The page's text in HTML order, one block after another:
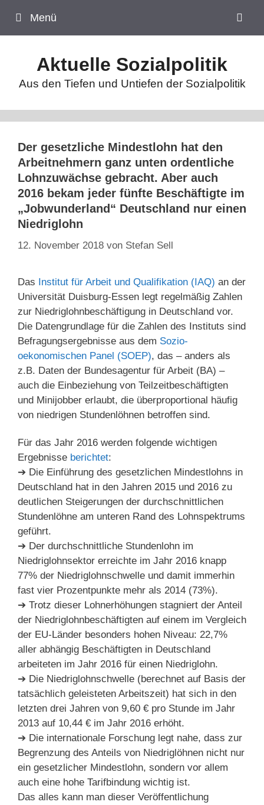
Inhalt
springen
Menü
Aktuelle Sozialpolitik
Aus den Tiefen und Untiefen der Sozialpolitik
Der gesetzliche Mindestlohn hat den
Arbeitnehmern ganz unten ordentliche
Lohnzuwächse gebracht. Aber auch
2016 bekam jeder fünfte Beschäftigte im
„Jobwunderland“ Deutschland nur einen
Niedriglohn
12. November 2018 von Stefan Sell
Das Institut für Arbeit und Qualifikation (IAQ) an der
Universität Duisburg-Essen legt regelmäßig Zahlen
zur Niedriglohnbeschäftigung in Deutschland vor.
Die Datengrundlage für die Zahlen des Instituts sind
Befragungsergebnisse aus dem Sozio-
oekonomischen Panel (SOEP), das – anders als
z.B. Daten der Bundesagentur für Arbeit (BA) –
auch die Einbeziehung von Teilzeitbeschäftigten
und Minijobber erlaubt, die überproportional häufig
von niedrigen Stundenlöhnen betroffen sind.
Für das Jahr 2016 werden folgende wichtigen
Ergebnisse berichtet:
➔ Die Einführung des gesetzlichen Mindestlohns in
Deutschland hat in den Jahren 2015 und 2016 zu
deutlichen Steigerungen der durchschnittlichen
Stundenlöhne am unteren Rand des Lohnspektrums
geführt.
➔ Der durchschnittliche Stundenlohn im
Niedriglohnsektor erreichte im Jahr 2016 knapp
77% der Niedriglohnschwelle und damit immerhin
fast vier Prozentpunkte mehr als 2014 (73%).
➔ Trotz dieser Lohnerhöhungen stagniert der Anteil
der Niedriglohnbeschäftigten auf einem im Vergleich
der EU-Länder besonders hohen Niveau: 22,7%
aller abhängig Beschäftigten in Deutschland
arbeiteten im Jahr 2016 für einen Niedriglohn.
➔ Die Niedriglohnschwelle (berechnet auf Basis der
tatsächlich geleisteten Arbeitszeit) hat sich in den
letzten drei Jahren von 9,60 € pro Stunde im Jahr
2013 auf 10,44 € im Jahr 2016 erhöht.
➔ Die internationale Forschung legt nahe, dass zur
Begrenzung des Anteils von Niedriglöhnen nicht nur
ein gesetzlicher Mindestlohn, sondern vor allem
auch eine hohe Tarifbindung wichtig ist.
Das alles kann man dieser Veröffentlichung